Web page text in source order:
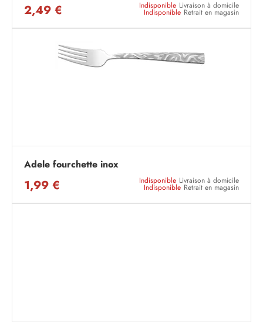
2,49 € Indisponible Livraison à domicile
Indisponible Retrait en magasin
Adele fourchette inox
1,99 € Indisponible Livraison à domicile
Indisponible Retrait en magasin